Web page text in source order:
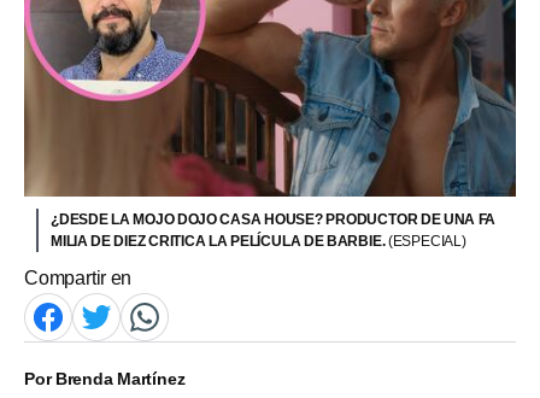
¿DESDE LA MOJO DOJO CASA HOUSE? PRODUCTOR DE UNA FA
MILIA DE DIEZ CRITICA LA PELÍCULA DE BARBIE.(ESPECIAL)
Compartir en
PorBrenda Martínez